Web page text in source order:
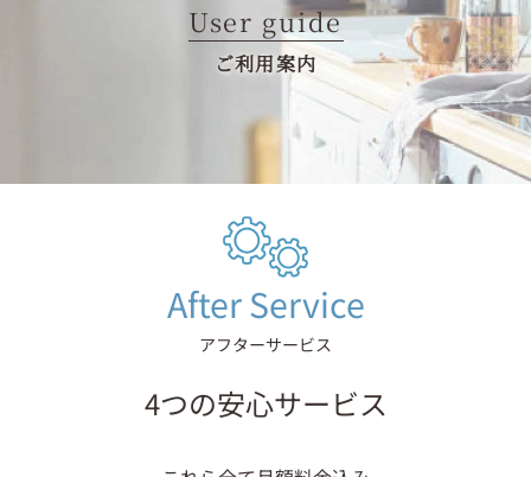
User guide
ご利用案内
After Service
アフターサービス
4つの安心サービス